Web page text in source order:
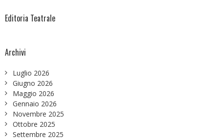
Editoria Teatrale
Archivi
Luglio 2026
Giugno 2026
Maggio 2026
Gennaio 2026
Novembre 2025
Ottobre 2025
Settembre 2025